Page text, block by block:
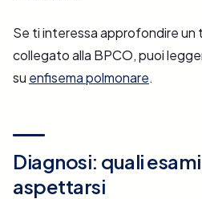
Se ti interessa approfondire un
collegato alla BPCO, puoi
su enfisema polmonare.
Diagnosi: quali
aspettarsi